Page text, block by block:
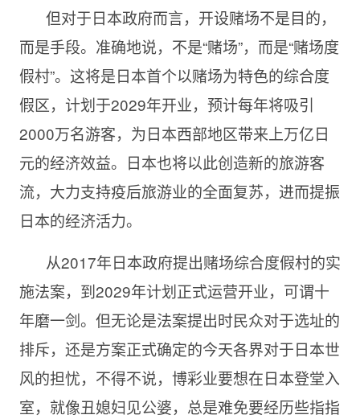
但对于日本政府而言，开设赌场不是目的，
而是手段。准确地说，不是“赌场”，而是“赌场度
假村”。这将是日本首个以赌场为特色的综合度
假区，计划于2029年开业，预计每年将吸引
2000万名游客，为日本西部地区带来上万亿日
元的经济效益。日本也将以此创造新的旅游客
流，大力支持疫后旅游业的全面复苏，进而提振
日本的经济活力。
从2017年日本政府提出赌场综合度假村的实
施法案，到2029年计划正式运营开业，可谓十
年磨一剑。但无论是法案提出时民众对于选址的
排斥，还是方案正式确定的今天各界对于日本世
风的担忧，不得不说，博彩业要想在日本登堂入
室，就像丑媳妇见公婆，总是难免要经历些指指